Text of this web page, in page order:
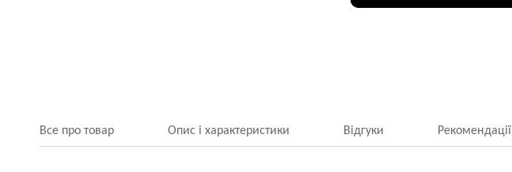
Все про товар Опис і характеристики Відгуки Рекомендації